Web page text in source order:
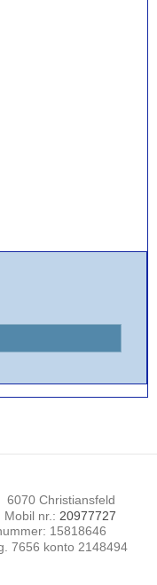
6070 Christiansfeld
Mobil nr. : 20977727
: 15818646
7656 konto 2148494